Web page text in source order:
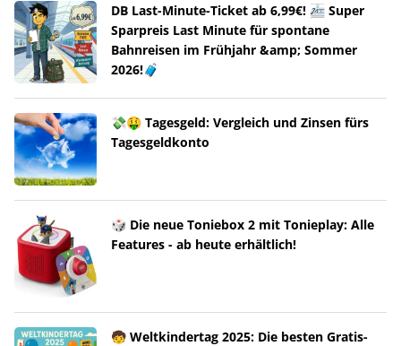
DB Last-Minute-Ticket ab 6,99€! 🚈 Super
Sparpreis Last Minute für spontane
Bahnreisen im Frühjahr &amp; Sommer
2026!🧳
💸🤑 Tagesgeld: Vergleich und Zinsen fürs
Tagesgeldkonto
🎲 Die neue Toniebox 2 mit Tonieplay: Alle
Features - ab heute erhältlich!
🧒 Weltkindertag 2025: Die besten Gratis-